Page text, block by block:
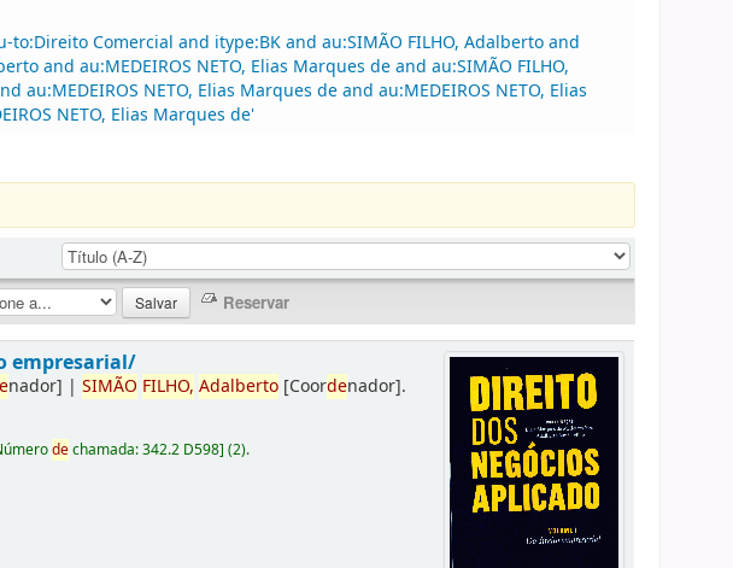
Comercial and itype:BK and au:SIMÃO FILHO, Adalberto and
and au:MEDEIROS NETO, Elias Marques de and au:SIMÃO FILHO,
NETO, Elias Marques de and au:MEDEIROS NETO, Elias
NETO, Elias Marques de'
empresarial/
nador] |SIMÃO FILHO, Adalberto [Coordenador].
dechamada:342.2 D598](2).